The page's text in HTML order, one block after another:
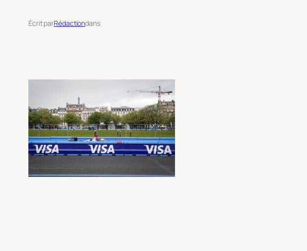
Écrit parRédactiondans